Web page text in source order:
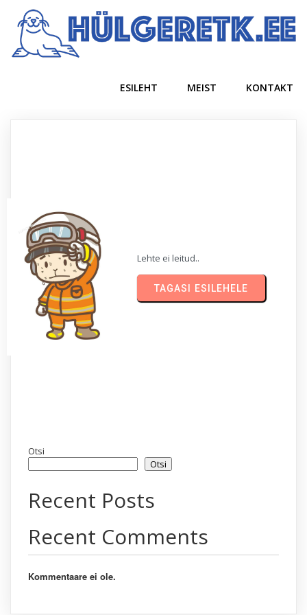
ESILEHT MEIST KONTAKT
Lehte ei leitud..
TAGASI ESILEHELE
Otsi
Otsi
Recent Posts
Recent Comments
Kommentaare ei ole.